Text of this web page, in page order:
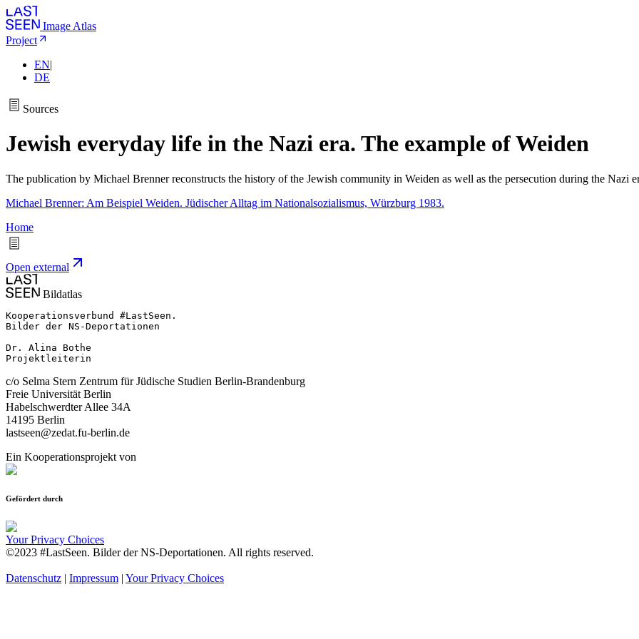
Image Atlas
Project
EN|
DE
Sources
Jewish everyday life in the Nazi era. The example of Weiden
The publication by Michael Brenner reconstructs the history of the Jewish community in Weiden as well as the persecution during the Nazi
Michael Brenner: Am Beispiel Weiden. Jüdischer Alltag im Nationalsozialismus, Würzburg 1983.
Home
Open external
Bildatlas
Kooperationsverbund #LastSeen.
Bilder der NS-Deportationen
Dr. Alina Bothe
Projektleiterin
c/o Selma Stern Zentrum für Jüdische Studien Berlin-Brandenburg
Freie Universität Berlin
Habelschwerdter Allee 34A
14195 Berlin
lastseen@zedat.fu-berlin.de
Ein Kooperationsprojekt von
Gefördert durch
Your Privacy Choices
©2023 #LastSeen. Bilder der NS-Deportationen. All rights reserved.
Datenschutz | Impressum | Your Privacy Choices